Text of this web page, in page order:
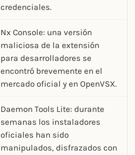
credenciales.
Nx Console: una versión
maliciosa de la extensión
para desarrolladores se
encontró brevemente en el
mercado oficial y en OpenVSX.
Daemon Tools Lite: durante
semanas los instaladores
oficiales han sido
manipulados, disfrazados con